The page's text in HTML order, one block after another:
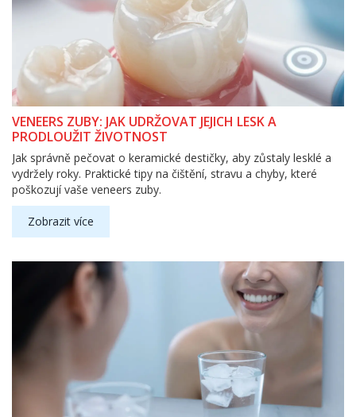
VENEERS ZUBY: JAK UDRŽOVAT JEJICH LESK A
PRODLOUŽIT ŽIVOTNOST
Jak správně pečovat o keramické destičky, aby zůstaly lesklé a
vydržely roky. Praktické tipy na čištění, stravu a chyby, které
poškozují vaše veneers zuby.
Zobrazit více